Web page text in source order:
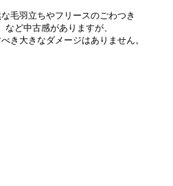
毛羽立ちやフリースのごわつき
など中古感がありますが、
き大きなダメージはありません。